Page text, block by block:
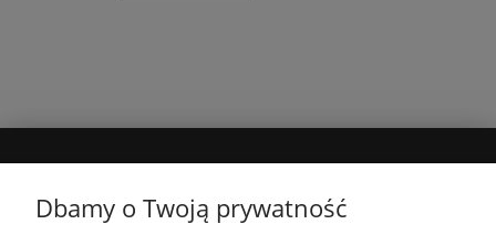
Dbamy o Twoją prywatność